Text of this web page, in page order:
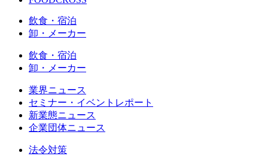
飲食・宿泊
卸・メーカー
飲食・宿泊
卸・メーカー
業界ニュース
セミナー・イベントレポート
新業態ニュース
企業団体ニュース
法令対策